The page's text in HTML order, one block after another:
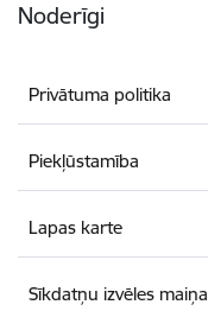
Noderīgi
Privātuma politika
Piekļūstamība
Lapas karte
Sīkdatņu izvēles maiņa